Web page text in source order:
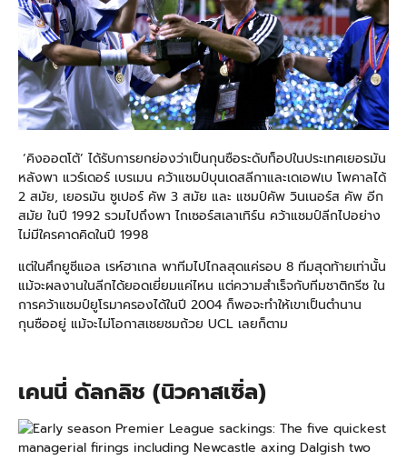
‘คิงออตโต้’ ได้รับการยกย่องว่าเป็นกุนซือระดับท็อปในประเทศเยอรมัน
หลังพา แวร์เดอร์ เบรเมน คว้าแชมป์บุนเดสลีกาและเดเอฟเบ โพคาลได้
2 สมัย, เยอรมัน ซูเปอร์ คัพ 3 สมัย และ แชมป์คัพ วินเนอร์ส คัพ อีก
สมัย ในปี 1992 รวมไปถึงพา ไกเซอร์สเลาเทิร์น คว้าแชมป์ลีกไปอย่าง
ไม่มีใครคาดคิดในปี 1998
แต่ในศึกยูซีแอล เรห์ฮาเกล พาทีมไปไกลสุดแค่รอบ 8 ทีมสุดท้ายเท่านั้น
แม้จะผลงานในลีกได้ยอดเยี่ยมแค่ไหน แต่ความสำเร็จกับทีมชาติกรีซ ใน
การคว้าแชมป์ยูโรมาครองได้ในปี 2004 ก็พอจะทำให้เขาเป็นตำนาน
กุนซืออยู่ แม้จะไม่โอกาสเชยชมถ้วย UCL เลยก็ตาม
เคนนี่ ดัลกลิช (นิวคาสเซิ่ล)